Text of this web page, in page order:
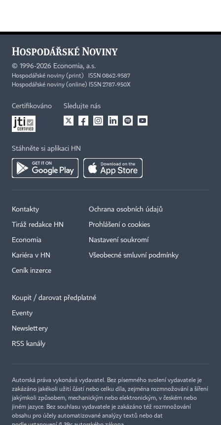
© 1996-2026 Economia, a.s.
Hospodářské noviny (print) ISSN 0862-9587
Hospodářské noviny (online) ISSN 2787-950X
Certifikováno Sledujte nás
Stáhněte si aplikaci HN
Kontakty
Tiráž redakce HN
Economia
Kariéra v HN
Ceník inzerce
Ochrana osobních údajů
Prohlášení o cookies
Nastavení soukromí
Všeobecné smluvní podmínky
Koupit / darovat předplatné
Eventy
Newslettery
RSS kanály
Autorská práva vykonává vydavatel. Bez písemného svolení vydavatele je
zakázáno jakékoli užití částí nebo celku díla, zejména rozmnožování a šíření
jakýmkoli způsobem, mechanickým nebo elektronickým, v českém nebo
jiném jazyce. Bez souhlasu vydavatele je zakázáno též rozmnožování
obsahu pro účely automatizované analýzy textů nebo dat